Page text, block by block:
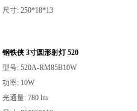
尺寸: 250*18*13
钢铁侠 3寸圆形射灯 520
型号: 520A-RM85B10W
功率: 10W
光通量: 780 lm